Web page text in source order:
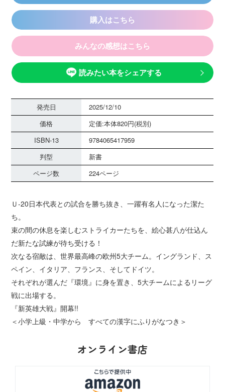
購入はこちら
みんなの感想はこちら
読みたい本をシェアする
発売日
2025/12/10
価格
定価:本体820円(税別)
ISBN-13
9784065417959
判型
新書
ページ数
224ページ
Ｕ-20日本代表との試合を勝ち抜き、一躍有名人になった潔た
ち。
束の間の休息を楽しむストライカーたちを、絵心甚八が仕込ん
だ新たな試練が待ち受ける！
次なる宿敵は、世界最高峰の欧州5大チーム。イングランド、ス
ペイン、イタリア、フランス、そしてドイツ。
それぞれが選んだ『環境』に身を置き、5大チームによるリーグ
戦に出場する。
『新英雄大戦』開幕!!
＜小学上級・中学から すべての漢字にふりがなつき＞
オンライン書店